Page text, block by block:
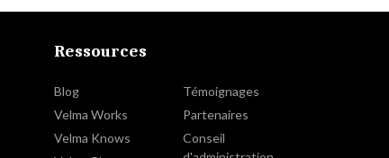
Ressources
Blog
Velma Works
Velma Knows
Témoignages
Partenaires
Conseil